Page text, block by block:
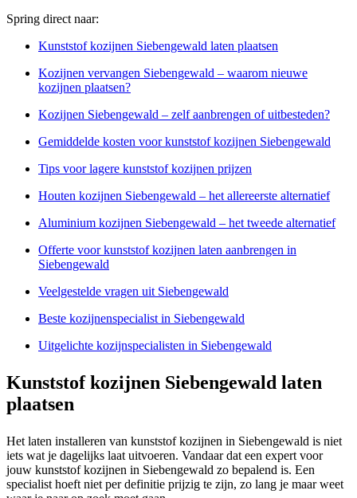
Spring direct naar:
Kunststof kozijnen Siebengewald laten plaatsen
Kozijnen vervangen Siebengewald – waarom nieuwe
kozijnen plaatsen?
Kozijnen Siebengewald – zelf aanbrengen of uitbesteden?
Gemiddelde kosten voor kunststof kozijnen Siebengewald
Tips voor lagere kunststof kozijnen prijzen
Houten kozijnen Siebengewald – het allereerste alternatief
Aluminium kozijnen Siebengewald – het tweede alternatief
Offerte voor kunststof kozijnen laten aanbrengen in
Siebengewald
Veelgestelde vragen uit Siebengewald
Beste kozijnenspecialist in Siebengewald
Uitgelichte kozijnspecialisten in Siebengewald
Kunststof kozijnen Siebengewald laten
plaatsen
Het laten installeren van kunststof kozijnen in Siebengewald is niet
iets wat je dagelijks laat uitvoeren. Vandaar dat een expert voor
jouw kunststof kozijnen in Siebengewald zo bepalend is. Een
specialist hoeft niet per definitie prijzig te zijn, zo lang je maar weet